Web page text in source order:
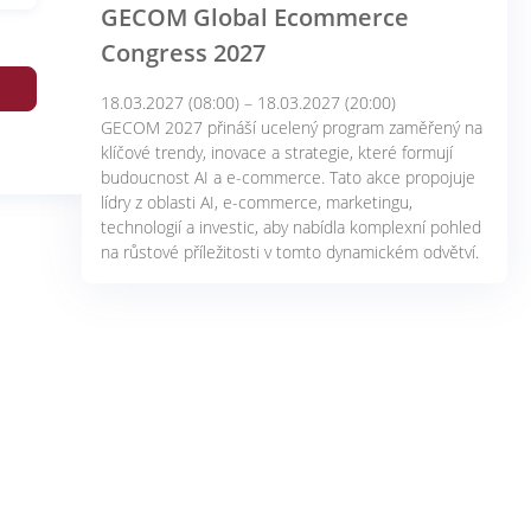
GECOM Global Ecommerce
Congress 2027
18.03.2027 (08:00) – 18.03.2027 (20:00)
GECOM 2027 přináší ucelený program zaměřený na
klíčové trendy, inovace a strategie, které formují
budoucnost AI a e-commerce. Tato akce propojuje
lídry z oblasti AI, e-commerce, marketingu,
technologií a investic, aby nabídla komplexní pohled
na růstové příležitosti v tomto dynamickém odvětví.